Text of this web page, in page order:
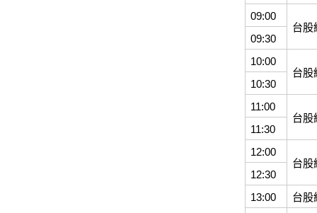
09:00
台股
09:30
10:00
台股
10:30
11:00
台股
11:30
12:00
台股
12:30
13:00
台股